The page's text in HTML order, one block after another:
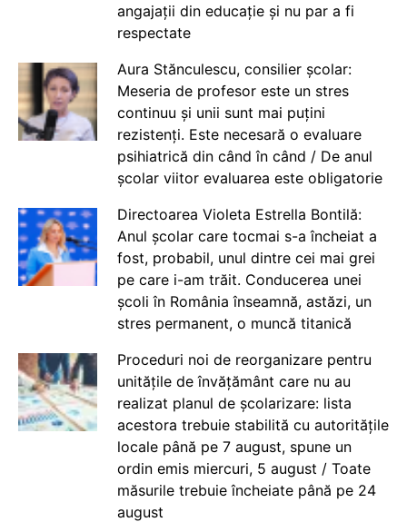
angajații din educație și nu par a fi
respectate
Aura Stănculescu, consilier școlar:
Meseria de profesor este un stres
continuu și unii sunt mai puțini
rezistenți. Este necesară o evaluare
psihiatrică din când în când / De anul
școlar viitor evaluarea este obligatorie
Directoarea Violeta Estrella Bontilă:
Anul școlar care tocmai s-a încheiat a
fost, probabil, unul dintre cei mai grei
pe care i-am trăit. Conducerea unei
școli în România înseamnă, astăzi, un
stres permanent, o muncă titanică
Proceduri noi de reorganizare pentru
unitățile de învățământ care nu au
realizat planul de școlarizare: lista
acestora trebuie stabilită cu autoritățile
locale până pe 7 august, spune un
ordin emis miercuri, 5 august / Toate
măsurile trebuie încheiate până pe 24
august